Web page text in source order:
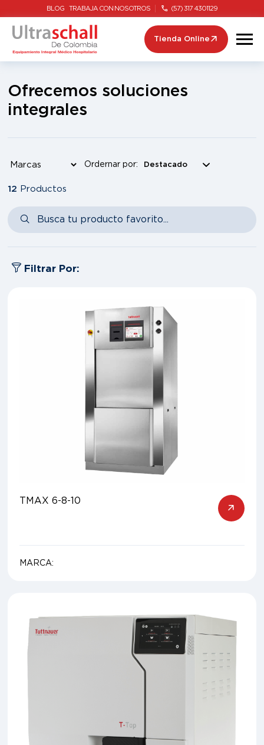
BLOG TRABAJA CON NOSOTROS (57) 317 4301129
Tienda Online
Ofrecemos soluciones
integrales
Ordernar por:
12 Productos
Filtrar Por:
TMAX 6-8-10
MARCA: